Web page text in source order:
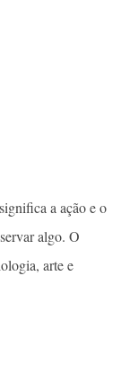
a ação e o
algo. O
arte e